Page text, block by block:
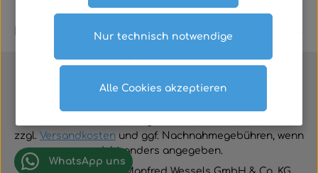
zzgl. Versandkosten und ggf. Nachnahmegebühren, wenn
nicht anders angegeben.
WhatsApp uns
Nur technisch notwendige
Alle Cookies akzeptieren